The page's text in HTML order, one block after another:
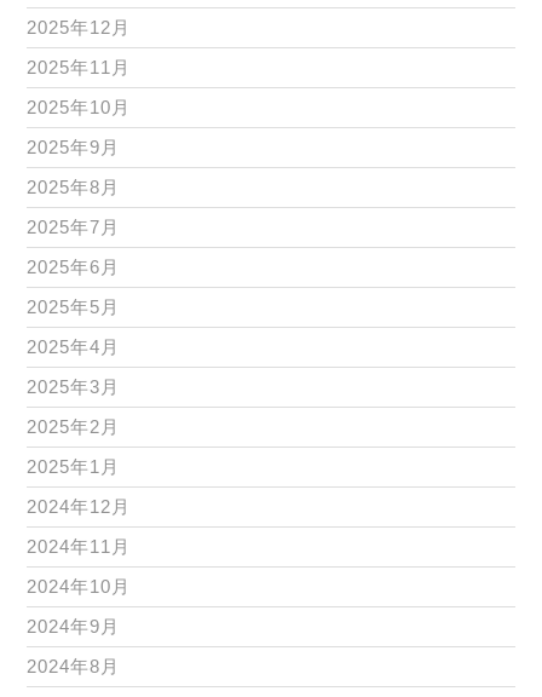
2025年12月
2025年11月
2025年10月
2025年9月
2025年8月
2025年7月
2025年6月
2025年5月
2025年4月
2025年3月
2025年2月
2025年1月
2024年12月
2024年11月
2024年10月
2024年9月
2024年8月